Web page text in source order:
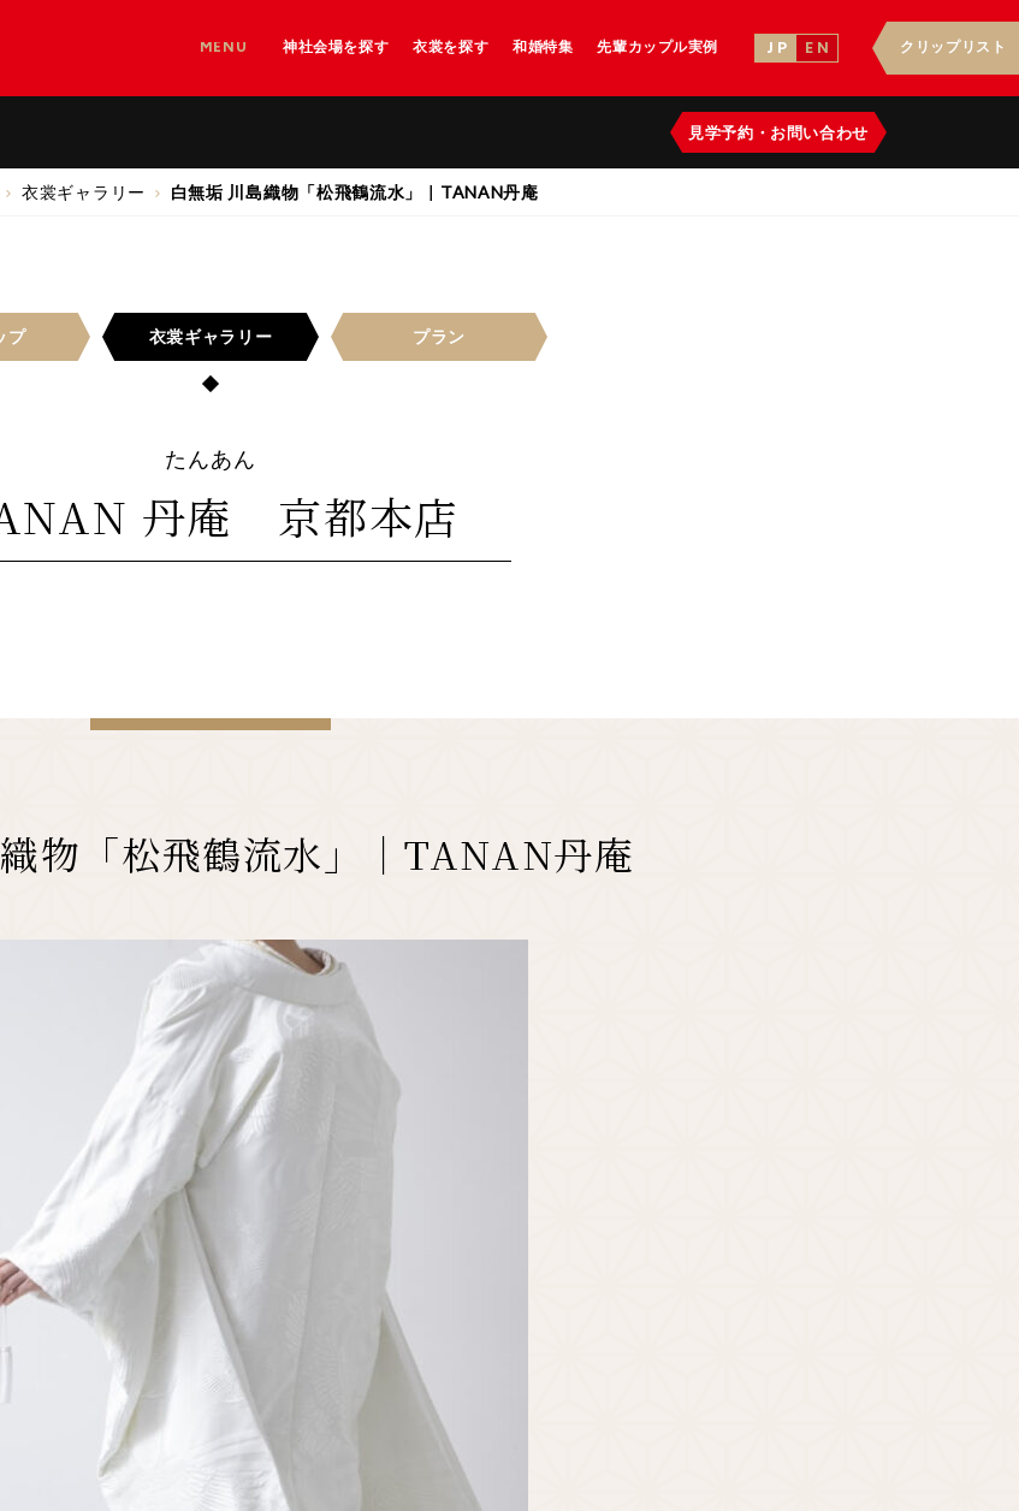
MENU 神社会場を探す 衣裳を探す 和婚特集 先輩カップル実例 J P E N クリップリスト
見学予約 ・ お問い合わせ
衣裳ギャラリー 白無垢 川島織物「松飛鶴流水」｜TANAN丹庵
プ 衣裳ギャラリー プラン
たんあん
丹庵 京都本店
物「松飛鶴流水」｜TANAN丹庵